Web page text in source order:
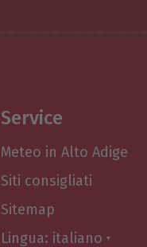
Service
Meteo in Alto Adige
Siti consigliati
Sitemap
Lingua: italiano